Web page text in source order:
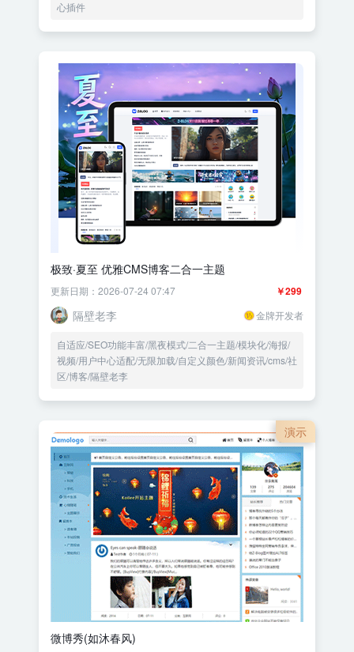
心插件
极致·夏至 优雅CMS博客二合一主题
￥299
更新日期：2026-07-24 07:47
隔壁老李 金牌开发者
自适应/SEO功能丰富/黑夜模式/二合一主题/模块化/海报/
视频/用户中心适配/无限加载/自定义颜色/新闻资讯/cms/社
区/博客/隔壁老李
演示
微博秀(如沐春风)